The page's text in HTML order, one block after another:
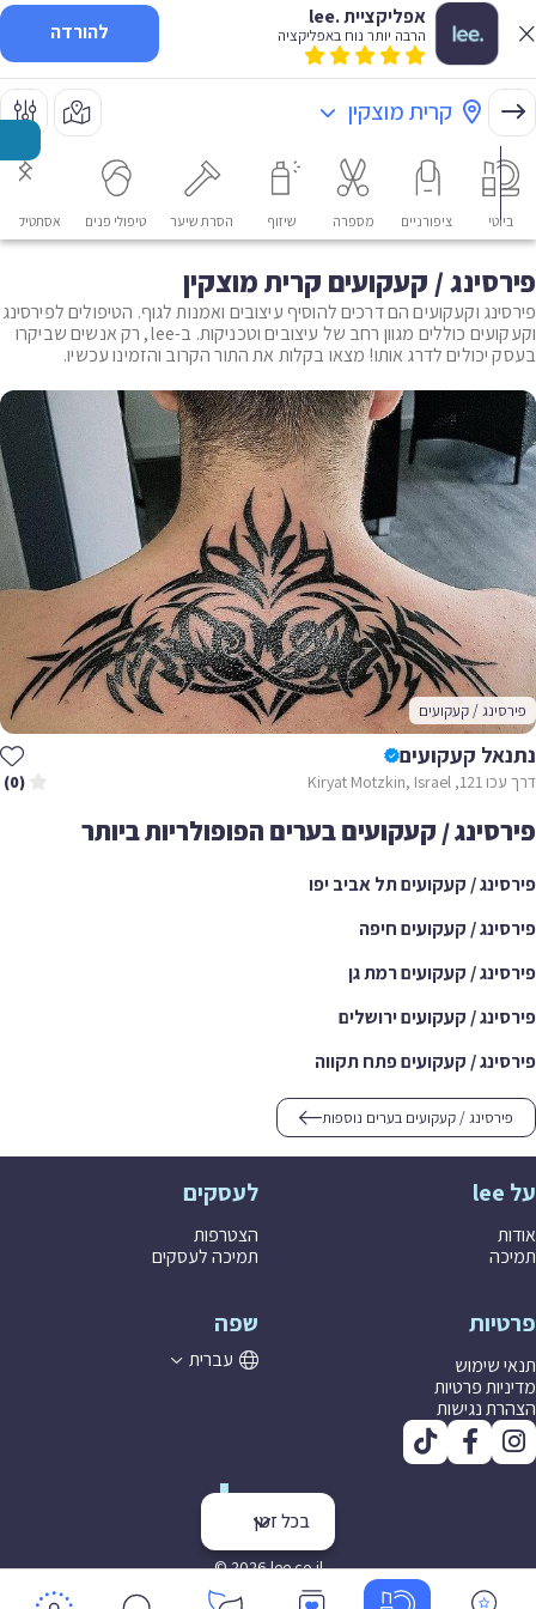
אפליקציית .lee
הרבה יותר נוח באפליקציה להורדה
קרית מוצקין
ביוטי ציפורניים מספרה שיזוף הסרת שיער טיפולי פנים אסתטיקה
פירסינג / קעקועים קרית מוצקין
פירסינג וקעקועים הם דרכים להוסיף עיצובים ואמנות לגוף. הטיפולים לפירסינג
וקעקועים כוללים מגוון רחב של עיצובים וטכניקות. ב-lee, רק אנשים שביקרו
בעסק יכולים לדרג אותו! מצאו בקלות את התור הקרוב והזמינו עכשיו.
פירסינג / קעקועים
נתנאל קעקועים
דרך עכו 121, Kiryat Motzkin, Israel (0)
בכל זמן
פירסינג / קעקועים בערים הפופולריות ביותר
פירסינג / קעקועים תל אביב יפו
פירסינג / קעקועים חיפה
פירסינג / קעקועים רמת גן
פירסינג / קעקועים ירושלים
פירסינג / קעקועים פתח תקווה
פירסינג / קעקועים בערים נוספות
על lee
אודות
תמיכה
לעסקים
הצטרפות
תמיכה לעסקים
פרטיות
תנאי שימוש
מדיניות פרטיות
הצהרת נגישות
שפה
עברית
© 2026 lee co il